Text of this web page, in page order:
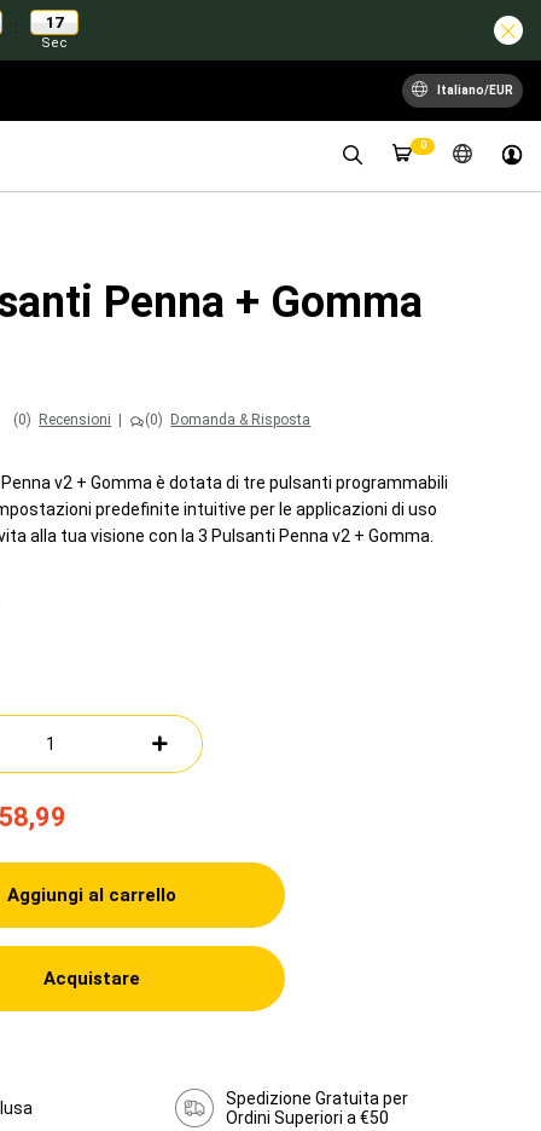
: 17
Sec
Italiano/EUR
0
Penna + Gomma
(0) Recensioni (0) Domanda & Risposta
Penna v2 + Gomma è dotata di tre pulsanti programmabili
predefinite intuitive per le applicazioni di uso
alla tua visione con la 3 Pulsanti Penna v2 + Gomma.
Aggiungi al carrello
Acquistare
Spedizione Gratuita per
Ordini Superiori a €50